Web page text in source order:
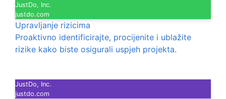
JustDo, Inc.
justdo.com
Upravljanje rizicima
Proaktivno identificirajte, procijenite i ublažite
rizike kako biste osigurali uspjeh projekta.
JustDo, Inc.
justdo.com